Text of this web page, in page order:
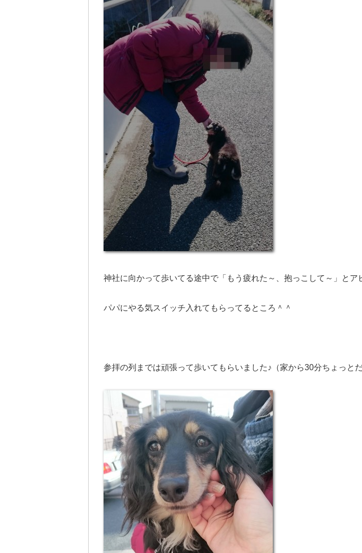
神社に向かって歩いてる途中で「もう疲れた～、抱っこして～」とア
パパにやる気スイッチ入れてもらってるところ＾＾
参拝の列までは頑張って歩いてもらいました♪（家から30分ちょっとだ